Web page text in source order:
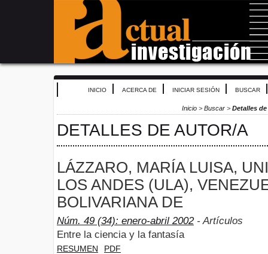
INICIO ACERCA DE INICIAR SESIÓN BUSCAR
Inicio > Buscar > Detalles
DETALLES DE AUTOR/A
LÁZZARO, MARÍA LUISA,
LOS ANDES (ULA),
BOLIVARIANA DE
Núm. 49 (34): enero-abril 2002- Artículos
Entre la ciencia y la fantasía
RESUMEN PDF